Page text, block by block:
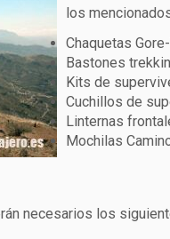
los
Chaquetas
Bastones
Kits de
Cuchillos de
Linternas
Mochilas
necesarios los